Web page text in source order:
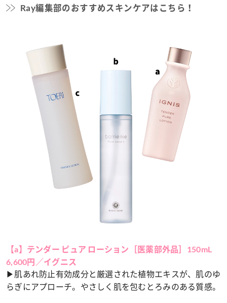
Ray編集部のおすすめスキンケアはこちら！
【a】テンダー ピュア ローション［医薬部外品］150mL
6,600円／イグニス
▶肌あれ防止有効成分と厳選された植物エキスが、肌のゆ
らぎにアプローチ。やさしく肌を包むとろみのある質感。